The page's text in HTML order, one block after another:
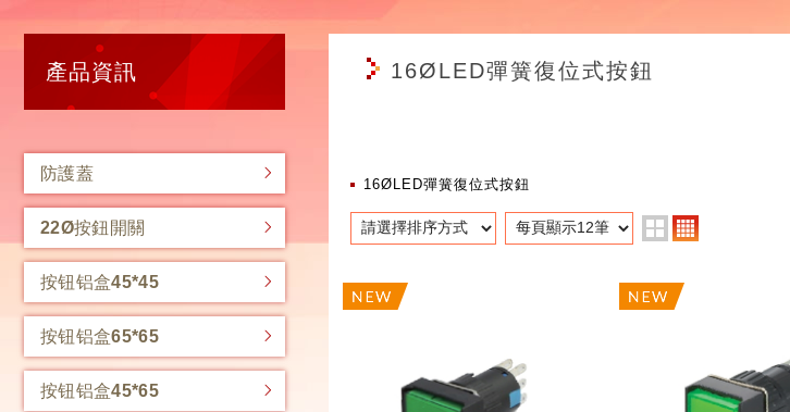
產品資訊
防護蓋
22Ø按鈕開關
按钮铝盒45*45
按钮铝盒65*65
按钮铝盒45*65
16ØLED彈簧復位式按鈕
16ØLED彈簧復位式按鈕